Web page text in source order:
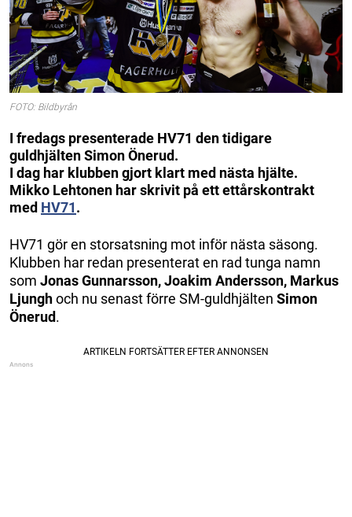
FOTO: Bildbyrån
I fredags presenterade HV71 den tidigare
guldhjälten Simon Önerud.
I dag har klubben gjort klart med nästa hjälte.
Mikko Lehtonen har skrivit på ett ettårskontrakt
med HV71.
HV71 gör en storsatsning mot inför nästa säsong.
Klubben har redan presenterat en rad tunga namn
som Jonas Gunnarsson, Joakim Andersson, Markus
Ljunghoch nu senast förre SM-guldhjälten Simon
Önerud.